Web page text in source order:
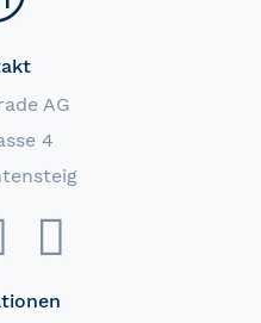
AG
4